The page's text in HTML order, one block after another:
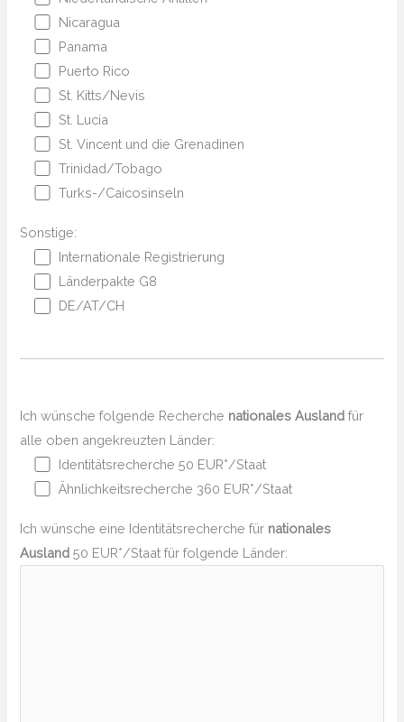
Nicaragua
Panama
Puerto Rico
St. Kitts/Nevis
St. Lucia
St. Vincent und die Grenadinen
Trinidad/Tobago
Turks-/Caicosinseln
Sonstige:
Internationale Registrierung
Länderpakte G8
DE/AT/CH
Ich wünsche folgende Recherche nationales Ausland für
alle oben angekreuzten Länder:
Identitätsrecherche 50 EUR*/Staat
Ähnlichkeitsrecherche 360 EUR*/Staat
Ich wünsche eine Identitätsrecherche für nationales
Ausland 50 EUR*/Staat für folgende Länder: